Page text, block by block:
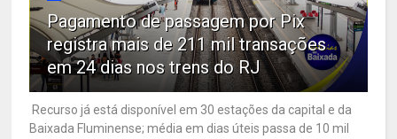
Pagamento de passagem por Pix
registra mais de 211 mil transações
em 24 dias nos trens do RJ
Recurso já está disponível em 30 estações da capital e da
Baixada Fluminense; média em dias úteis passa de 10 mil